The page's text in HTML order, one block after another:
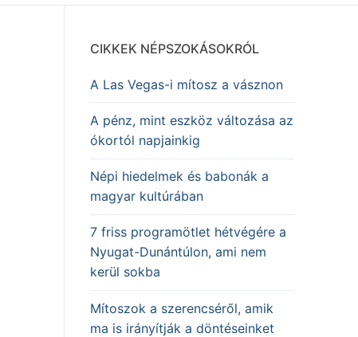
CIKKEK NÉPSZOKÁSOKRÓL
A Las Vegas-i mítosz a vásznon
A pénz, mint eszköz változása az
ókortól napjainkig
Népi hiedelmek és babonák a
magyar kultúrában
7 friss programötlet hétvégére a
Nyugat-Dunántúlon, ami nem
kerül sokba
Mítoszok a szerencséről, amik
ma is irányítják a döntéseinket